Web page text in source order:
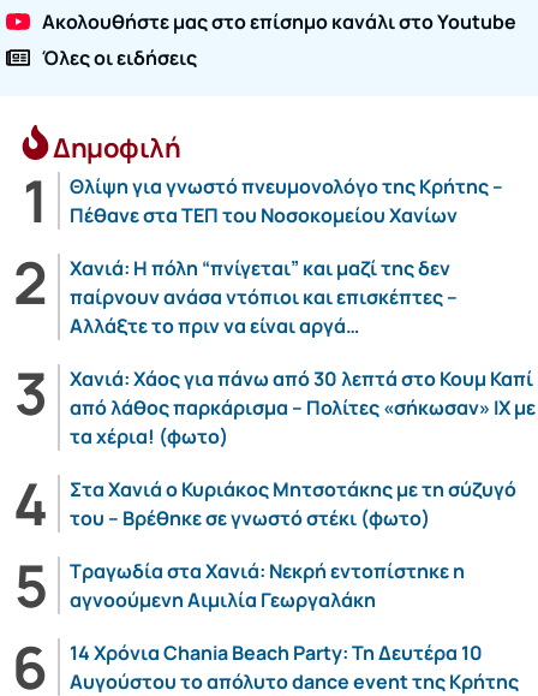
Ακολουθήστε μας στο επίσημο κανάλι στο Youtube
Όλες οι ειδήσεις
Δημοφιλή
Θλίψη για γνωστό πνευμονολόγο της Κρήτης –
Πέθανε στα ΤΕΠ του Νοσοκομείου Χανίων
Χανιά: Η πόλη “πνίγεται” και μαζί της δεν
παίρνουν ανάσα ντόπιοι και επισκέπτες –
Αλλάξτε το πριν να είναι αργά…
Χανιά: Χάος για πάνω από 30 λεπτά στο Κουμ Καπί
από λάθος παρκάρισμα – Πολίτες «σήκωσαν» ΙΧ με
τα χέρια! (φωτο)
Στα Χανιά ο Κυριάκος Μητσοτάκης με τη σύζυγό
του – Βρέθηκε σε γνωστό στέκι (φωτο)
Τραγωδία στα Χανιά: Νεκρή εντοπίστηκε η
αγνοούμενη Αιμιλία Γεωργαλάκη
14 Χρόνια Chania Beach Party: Τη Δευτέρα 10
Αυγούστου το απόλυτο dance event της Κρήτης